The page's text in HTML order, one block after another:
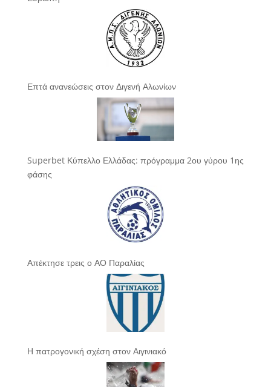
Επτά ανανεώσεις στον Διγενή Αλωνίων
Superbet Κύπελλο Ελλάδας: πρόγραμμα 2ου γύρου 1ης
φάσης
Απέκτησε τρεις ο ΑΟ Παραλίας
Η πατρογονική σχέση στον Αιγινιακό